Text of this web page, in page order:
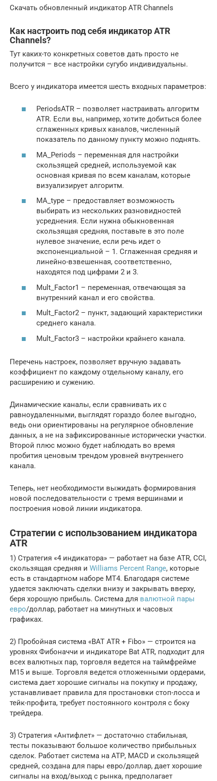
Скачать обновленный индикатор ATR Channels
Как настроить под себя индикатор ATR
Channels?
Тут каких-то конкретных советов дать просто не
получится – все настройки сугубо индивидуальны.
Всего у индикатора имеется шесть входных параметров:
PeriodsATR – позволяет настраивать алгоритм
ATR. Если вы, например, хотите добиться более
сглаженных кривых каналов, численный
показатель по данному пункту можно поднять.
MA_Periods – переменная для настройки
скользящей средней, используемой как
основная кривая по всем каналам, которые
визуализирует алгоритм.
MA_type – предоставляет возможность
выбирать из нескольких разновидностей
усреднения. Если нужна обыкновенная
скользящая средняя, поставьте в это поле
нулевое значение, если речь идет о
экспоненциальной – 1. Сглаженная средняя и
линейно-взвешенная, соответственно,
находятся под цифрами 2 и 3.
Mult_Factor1 – переменная, отвечающая за
внутренний канал и его свойства.
Mult_Factor2 – пункт, задающий характеристики
среднего канала.
Mult_Factor3 – настройки крайнего канала.
Перечень настроек, позволяет вручную задавать
коэффициент по каждому отдельному каналу, его
расширению и сужению.
Динамические каналы, если сравнивать их с
равноудаленными, выглядят гораздо более выгодно,
ведь они ориентированы на регулярное обновление
данных, а не на зафиксированные исторически участки.
Второй плюс можно будет наблюдать во время
пробития ценовым трендом уровней внутреннего
канала.
Теперь, нет необходимости выжидать формирования
новой последовательности с тремя вершинами и
построения новой линии индикатора.
Стратегии с использованием индикатора
ATR
1) Стратегия «4 индикатора» — работает на базе ATR, CCI,
скользящая средняя и Williams Percent Range, которые
есть в стандартном наборе МТ4. Благодаря системе
удается заключать сделки внизу и закрывать вверху,
беря хорошую прибыль. Система для валютной пары
евро/доллар, работает на минутных и часовых
графиках.
2) Пробойная система «BAT ATR + Fibo» — строится на
уровнях Фибоначчи и индикаторе Bat ATR, подходит для
всех валютных пар, торговля ведется на таймфрейме
М15 и выше. Торговля ведется отложенными ордерами,
система дает хорошие сигналы на покупку и продажу,
устанавливает правила для простановки стоп-лосса и
тейк-профита, требует постоянного контроля с боку
трейдера.
3) Стратегия «Антифлет» — достаточно стабильная,
тесты показывают большое количество прибыльных
сделок. Работает система на АТР, MACD и скользящей
средней, создана для пары евро/доллар, дает хорошие
сигналы на вход/выход с рынка, предполагает